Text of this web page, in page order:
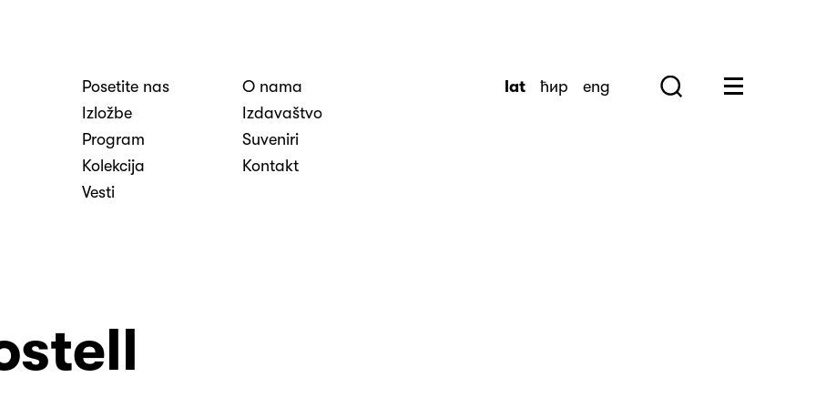
Posetite nas
Izložbe
Program
Kolekcija
Vesti
O nama
Izdavaštvo
Suveniri
Kontakt
lat ћир eng Search